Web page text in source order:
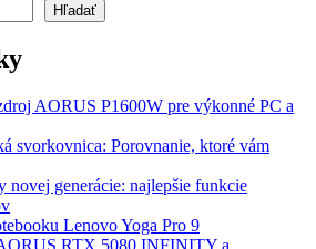
Hľadať
AORUS P1600W pre výkonné PC a
svorkovnica: Porovnanie, ktoré vám
novej generácie: najlepšie funkcie
Lenovo Yoga Pro 9
RTX 5080 INFINITY a